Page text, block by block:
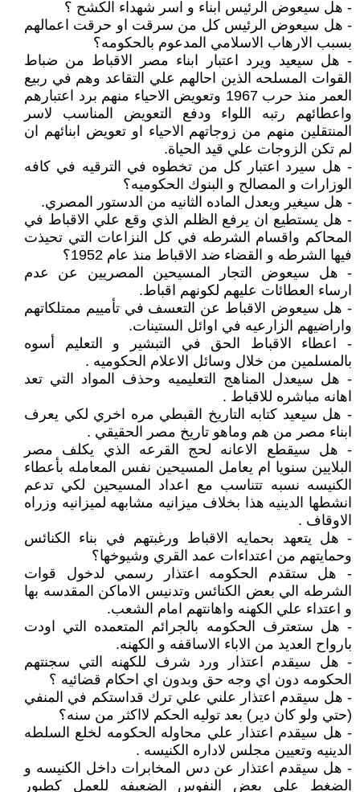
- هل سيعوض الرئيس ابناء و اسر شهداء الكشح ؟
- هل سيعوض الرئيس كل من سرقت او حرقت اعمالهم
بسبب الارهاب الاسلامي المدعوم بالحكومه؟
- هل سيعيد ويرد اعتبار ابناء مصر الاقباط من ضباط
القوات المسلحه الذين احالهم علي التقاعد وهم في ربيع
العمر منذ حرب 1967 وتعويض الاحياء منهم برد اعتبارهم
واعطائهم رتبه اللواء ودفع التعويض المناسب لاسر
المنتقلين منهم من زوجاتهم الاحياء او تعويض ابنائهم ان
لم تكن الزوجات علي قيد الحياة.
- هل سيرد اعتبار كل من تخطوه في الترقيه في كافه
الوزارات و المصالح و البنوك الحكوميه؟
- هل سيغير ويعدل الماده الثانيه من الدستور المصري.
- هل يستطيع ان يرفع الظلم الذي وقع علي الاقباط في
المحاكم واقسام الشرطه في كل النزاعات التي تحيذت
فيها الشرطه و القضاء ضد الاقباط منذ عام 1952؟
- هل سيعوض التجار المسيحين المصريين عن عدم
ارساء العطائات عليهم لكونهم اقباط.
- هل سيعوض الاقباط عن التعسف في تأمييم ممتلكاتهم
واراضيهم الزارعيه في اوائل الستينات.
- اعطاء الاقباط الحق في التبشير و التعليم أسوه
بالمسلمين من خلال وسائل الاعلام الحكوميه .
- هل سيعدل المناهج التعليميه وحذف المواد التي تعد
اهانه مباشره للاقباط .
- هل سيعيد كتابه التاريخ القبطي مره اخري لكي يعرف
ابناء مصر من هم وماهو تاريخ مصر الحقيقي .
- هل سيقطع الاعانه لحج القرعه الذي يكلف مصر
البلايين سنويا ام يعامل المسيحين نفس المعامله بأعطاء
الكنيسه نسبه تتناسب مع اعداد المسيحين لكي تدعم
انشطها الدينيه هذا بخلاف ميزانيه مشابهه لميزانيه وزراه
الاوقاف .
- هل يتعهد بحمايه الاقباط ورغبتهم في بناء الكنائس
وحمايتهم من اعتداءات عمد القري وشيوخها؟
- هل ستقدم الحكومه اعتذار رسمي لدخول قوات
الشرطه الي بعض الكنائس وتدنيس الاماكن المقدسه بها
و اعتداء علي الكهنه واهانتهم امام الشعب.
- هل ستعترف الحكومه بالجرائم المتعمده التي اودت
بارواح العديد من الاباء الاساقفه و الكهنه.
- هل سيقدم اعتذار ورد شرف للكهنه التي سجنتهم
الحكومه دون اي وجه حق وبدون اي احكام قضائيه ؟
- هل سيقدم اعتذار علني علي ترك قداستكم في المنفي
(حتي ولو كان دير) بعد توليه الحكم لااكثر من سنه؟
- هل سيقدم اعتذار علي محاوله الحكومه لخلع السلطه
الدينيه وتعيين مجلس لاداره الكنيسه .
- هل سيقدم اعتذار عن دس المخابرات داخل الكنيسه و
الضغط علي بعض النفوس الضعيفه للعمل كطبور